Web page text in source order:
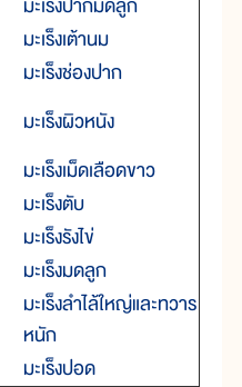
มะเร็งเต้านม
มะเร็งช่องปาก
มะเร็งผิวหนัง
มะเร็งเม็ดเลือดขาว
มะเร็งตับ
มะเร็งรังไข่
มะเร็งมดลูก
มะเร็งลำไล้ใหญ่และทวาร
หนัก
มะเร็งปอด